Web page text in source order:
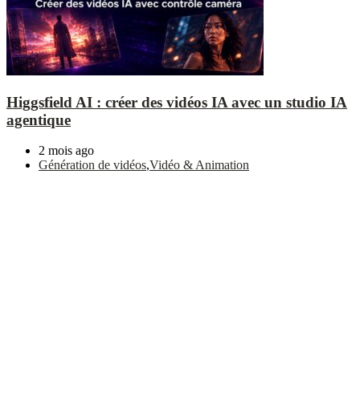
Higgsfield AI : créer des vidéos IA avec un studio IA
agentique
2 mois ago
Génération de vidéos,Vidéo & Animation